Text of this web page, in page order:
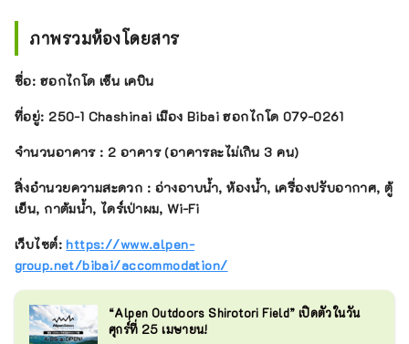
ภาพรวมห้องโดยสาร
ชื่อ: ฮอกไกโด เซ็น เคบิน
ที่อยู่: 250-1 Chashinai เมือง Bibai ฮอกไกโด 079-0261
จำนวนอาคาร : 2 อาคาร (อาคารละไม่เกิน 3 คน)
สิ่งอำนวยความสะดวก : อ่างอาบน้ำ, ห้องน้ำ, เครื่องปรับอากาศ, ตู้
เย็น, กาต้มน้ำ, ไดร์เป่าผม, Wi-Fi
เว็บไซต์:https://www.alpen-
group.net/bibai/accommodation/
“Alpen Outdoors Shirotori Field” เปิดตัวในวัน
ศุกร์ที่ 25 เมษายน!